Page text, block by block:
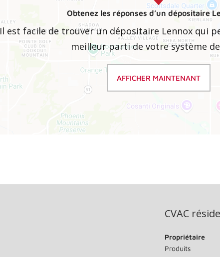
Obtenez les réponses d’un dépositaire
Il est facile de trouver un dépositaire Lennox qui
meilleur parti de votre système de
AFFICHER MAINTENANT
CVAC
Propriétaire
Produits